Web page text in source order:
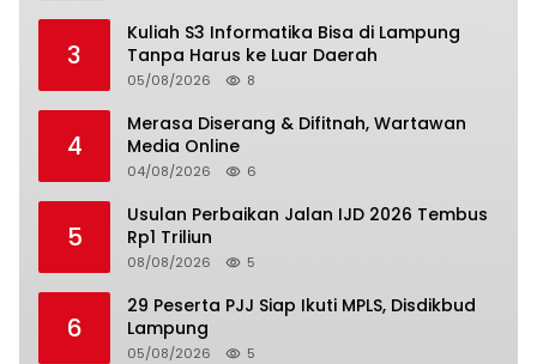
3
Kuliah S3 Informatika Bisa di Lampung
Tanpa Harus ke Luar Daerah
05/08/2026 8
4
Merasa Diserang & Difitnah, Wartawan
Media Online
04/08/2026 6
5
Usulan Perbaikan Jalan IJD 2026 Tembus
Rp1 Triliun
08/08/2026 5
6
29 Peserta PJJ Siap Ikuti MPLS, Disdikbud
Lampung
05/08/2026 5